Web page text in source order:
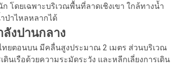
โดยเฉพาะบริเวณพื้นที่ลาดเชิงเขา ใกล้ทางน้ำ
ป่าไหลหลากได้
งปานกลาง
ยตอนบน มีคลื่นสูงประมาณ 2 เมตร ส่วนบริเวณ
นเรือด้วยความระมัดระวัง และหลีกเลี่ยงการเดิน